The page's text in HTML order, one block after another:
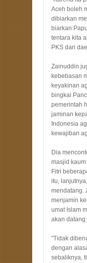
Aceh boleh
dibiarkan
biarkan
tentara kita
PKS dari
Zainuddin
kebebasan
keyakinan
bingkai
pemerintah
jaminan
Indonesia
kewajiban
Dia
masjid
Fitri
itu,
mendatang.
menjamin
umat Islam
akan datang.
"Tidak
dengan
sebaliknya,